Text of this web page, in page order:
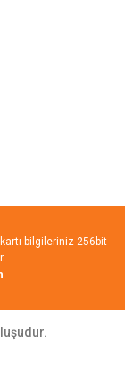
kartı bilgileriniz 256bit